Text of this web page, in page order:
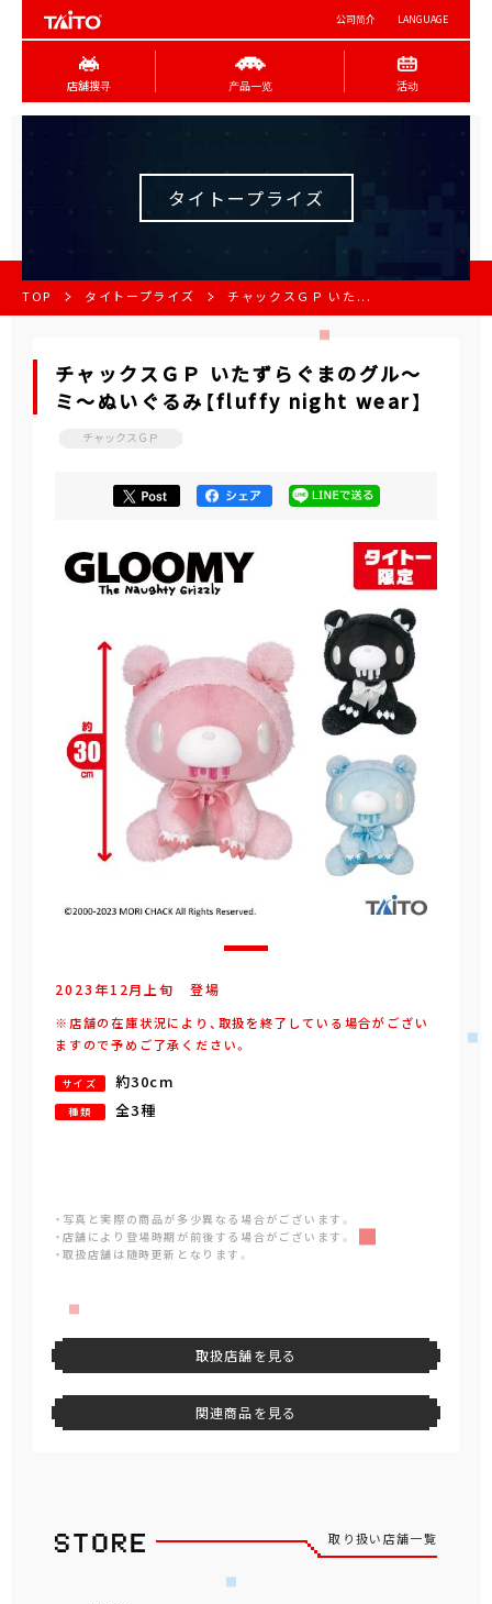
公司简介 LANGUAGE
店舖搜寻 产品一览 活动
タイトープライズ
TOP タイトープライズ チャックスＧＰ いた...
チャックスＧＰ いたずらぐまのグル～
ミ～ぬいぐるみ【fluffy night wear】
チャックスＧＰ
2023年12月 上旬 登場
※店舗の在庫状況により、取扱を終了している場合がござい
ますので予めご了承ください。
サイズ 約30cm
種類 全3種
・写真と実際の商品が多少異なる場合がございます。
・店舗により登場時期が前後する場合がございます。
・取扱店舗は随時更新となります。
取扱店舗を見る
関連商品を見る
取り扱い店舗一覧